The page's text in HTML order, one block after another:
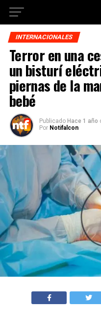
INTERNACIONALES
Terror en una
un bisturí
piernas de la
bebé
Publicado Hace 1 año
Por Notifalcon